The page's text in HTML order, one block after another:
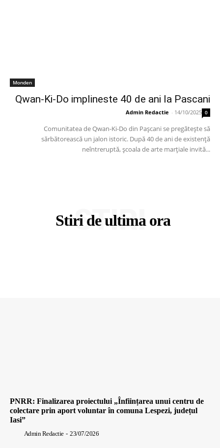
Monden
Qwan-Ki-Do implineste 40 de ani la Pascani
Admin Redactie - 14/10/2025 0
Comunitatea de Qwan-Ki-Do din Pașcani se pregătește să
sărbătorească un jalon istoric. După 40 de ani de existență
neîntreruptă, școala de arte marțiale invită...
Stiri de ultima ora
STIRI
PNRR: Finalizarea proiectului „Înființarea unui centru de
colectare prin aport voluntar în comuna Lespezi, județul
Iasi”
Admin Redactie - 23/07/2026